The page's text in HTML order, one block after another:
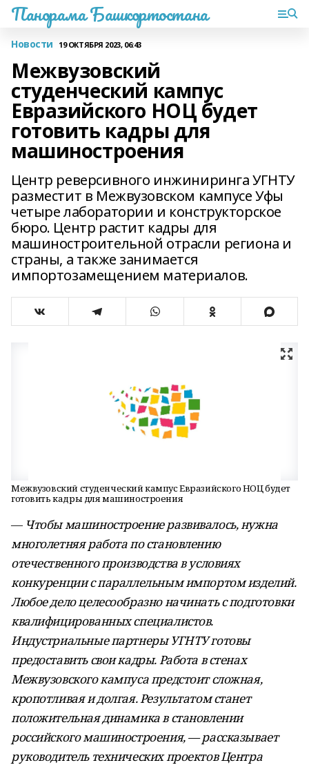
Панорама Башкортостана
Новости 19 ОКТЯБРЯ 2023, 06:43
Межвузовский
студенческий кампус
Евразийского НОЦ будет
готовить кадры для
машиностроения
Центр реверсивного инжиниринга УГНТУ
разместит в Межвузовском кампусе Уфы
четыре лаборатории и конструкторское
бюро. Центр растит кадры для
машиностроительной отрасли региона и
страны, а также занимается
импортозамещением материалов.
Межвузовский студенческий кампус Евразийского НОЦ будет
готовить кадры для машиностроения
—Чтобы машиностроение развивалось, нужна
многолетняя работа по становлению
отечественного производства в условиях
конкуренции с параллельным импортом изделий.
Любое дело целесообразно начинать с подготовки
квалифицированных специалистов.
Индустриальные партнеры УГНТУ готовы
предоставить свои кадры. Работа в стенах
Межвузовского кампуса предстоит сложная,
кропотливая и долгая. Результатом станет
положительная динамика в становлении
российского машиностроения, — рассказывает
руководитель технических проектов Центра